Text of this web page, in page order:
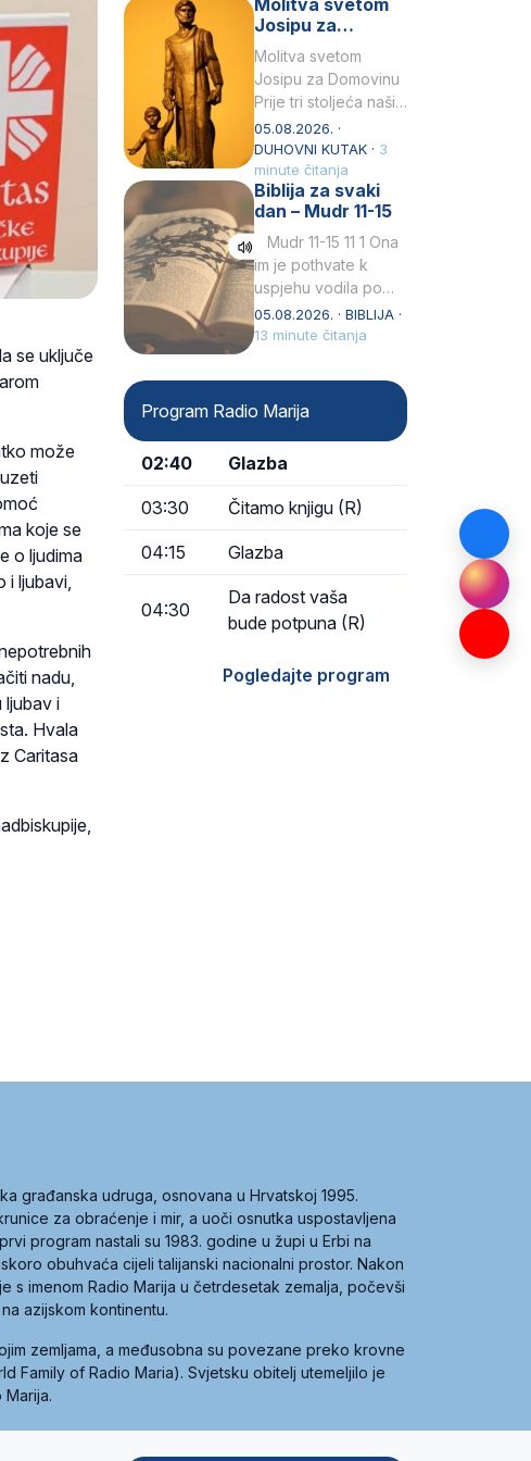
se uključe
može
koje se
o ljudima
i ljubavi,
nadu,
ljubav i
Hvala
Caritasa
Snježna. Ovaj naziv,
Sancta Maria…
Molitva svetom
Josipu za
Domovinu
Molitva svetom
Josipu za Domovinu
Prije tri stoljeća naši
su pradjedovi
odlučili, svečano
izjavili i službeno
proglasili da Ti, brižni
Poočime Isusov,…
05.08.2026. ·
DUHOVNI KUTAK · 3
minute čitanja
Biblija za svaki
dan – Mudr 11-15
Mudr 11-15 11 1 Ona
im je pothvate k
uspjehu vodila po
ruci proroka svetog2
kad su prohodili
dizali…
05.08.2026. · BIBLIJA ·
13 minute čitanja
Program Radio Marija
02:40 Glazba
03:30 Čitamo knjigu (R)
04:15 Glazba
04:30
Da radost vaša
bude potpuna (R)
Pogledajte program
građanska udruga, osnovana u Hrvatskoj 1995.
za obraćenje i mir, a uoči osnutka uspostavljena
program nastali su 1983. godine u župi u Erbi na
obuhvaća cijeli talijanski nacionalni prostor. Nakon
s imenom Radio Marija u četrdesetak zemalja, počevši
azijskom kontinentu.
zemljama, a međusobna su povezane preko krovne
Family of Radio Maria). Svjetsku obitelj utemeljilo je